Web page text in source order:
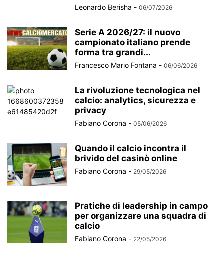
Leonardo Berisha - 06/07/2026
Serie A 2026/27: il nuovo
campionato italiano prende
forma tra grandi...
Francesco Mario Fontana - 06/06/2026
La rivoluzione tecnologica nel
calcio: analytics, sicurezza e
privacy
Fabiano Corona - 05/06/2026
Quando il calcio incontra il
brivido del casinò online
Fabiano Corona - 29/05/2026
Pratiche di leadership in campo
per organizzare una squadra di
calcio
Fabiano Corona - 22/05/2026